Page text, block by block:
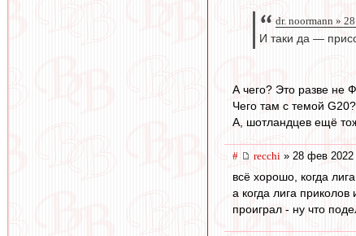
dr. noormann »
И таки да —
А чего? Это разве не
Чего там с темой
А, шотландцев ещё
# recchi » 28 фев 2022
всё хорошо, когда
а когда лига
проиграл - ну что